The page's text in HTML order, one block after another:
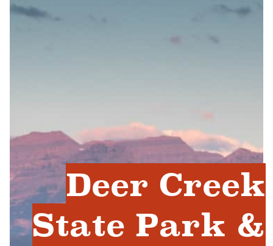
Deer Creek
State Park &